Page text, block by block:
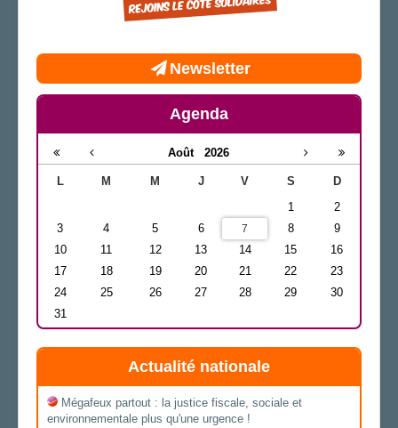
Newsletter
Agenda
Août 2026
L M M J V S
D
1
2
3
4 5 6 7 8
9
10
11 12 13 14 15
16
17
18 19 20 21 22
23
24
25 26 27 28 29
30
31
Actualité nationale
Mégafeux partout : la justice fiscale, sociale et
environnementale plus qu'une urgence !